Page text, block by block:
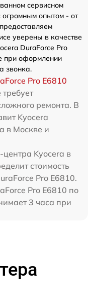
сервисном
огромным опытом - от
уверены в качестве
DuraForce Pro
при оформлении
звонка.
Pro E6810
ремонта. В
Kyocera
в Москве и
Kyocera в
стоимость
Pro E6810.
Pro E6810 по
3 часа при